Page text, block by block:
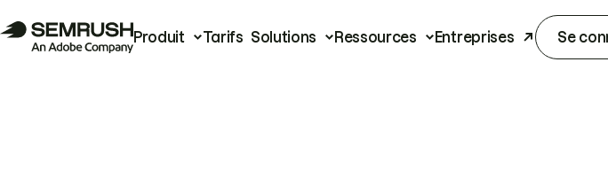
Produit Tarifs Solutions Ressources Entreprises Se